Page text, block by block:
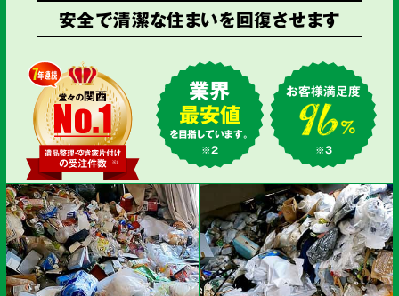
安全で清潔な住まいを回復させます
業界
最安値
を目指しています。
※2
お客様満足度
※3